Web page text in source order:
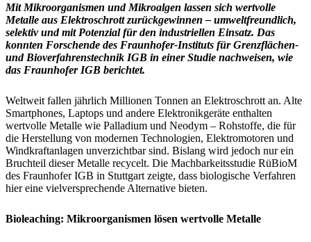
Mit Mikroorganismen und Mikroalgen lassen sich wertvolle
Metalle aus Elektroschrott zurückgewinnen – umweltfreundlich,
selektiv und mit Potenzial für den industriellen Einsatz. Das
konnten Forschende des Fraunhofer-Instituts für Grenzflächen-
und Bioverfahrenstechnik IGB in einer Studie nachweisen, wie
das Fraunhofer IGB berichtet.
Weltweit fallen jährlich Millionen Tonnen an Elektroschrott an. Alte
Smartphones, Laptops und andere Elektronikgeräte enthalten
wertvolle Metalle wie Palladium und Neodym – Rohstoffe, die für
die Herstellung von modernen Technologien, Elektromotoren und
Windkraftanlagen unverzichtbar sind. Bislang wird jedoch nur ein
Bruchteil dieser Metalle recycelt. Die Machbarkeitsstudie RüBioM
des Fraunhofer IGB in Stuttgart zeigte, dass biologische Verfahren
hier eine vielversprechende Alternative bieten.
Bioleaching: ­Mikroorganismen lösen wertvolle Metalle